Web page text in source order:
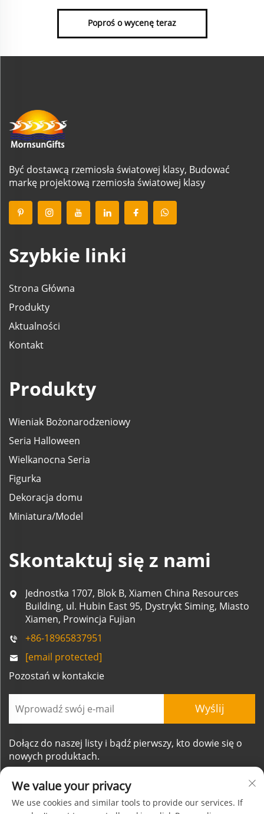
Poproś o wycenę teraz
Być dostawcą rzemiosła światowej klasy, Budować
markę projektową rzemiosła światowej klasy
Szybkie linki
Strona Główna
Produkty
Aktualności
Kontakt
Produkty
Wieniak Bożonarodzeniowy
Seria Halloween
Wielkanocna Seria
Figurka
Dekoracja domu
Miniatura/Model
Skontaktuj się z nami
Jednostka 1707, Blok B, Xiamen China Resources
Building, ul. Hubin East 95, Dystrykt Siming, Miasto
Xiamen, Prowincja Fujian
+86-18965837951
[email protected]
Pozostań w kontakcie
Wyślij
Dołącz do naszej listy i bądź pierwszy, kto dowie się o
nowych produktach.
We value your privacy
We use cookies and similar tools to provide our services. If